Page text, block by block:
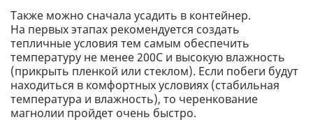
Также можно сначала усадить в контейнер.
На первых этапах рекомендуется создать
тепличные условия тем самым обеспечить
температуру не менее 200С и высокую влажность
(прикрыть пленкой или стеклом). Если побеги будут
находиться в комфортных условиях (стабильная
температура и влажность), то черенкование
магнолии пройдет очень быстро.